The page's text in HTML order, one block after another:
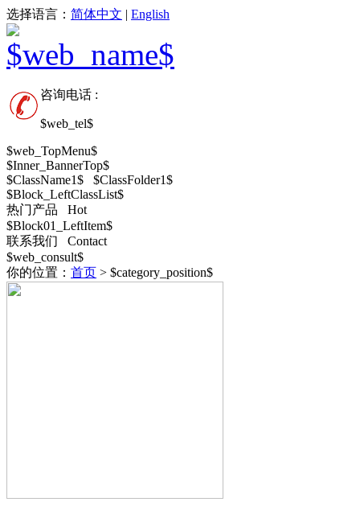
选择语言： 简体中文 | English
咨询电话 :
$web_tel$
$web_TopMenu$
$Inner_BannerTop$
$ClassName1$ $ClassFolder1$
$Block_LeftClassList$
热门产品 Hot
$Block01_LeftItem$
联系我们 Contact
$web_consult$
你的位置： 首页 > $category_position$